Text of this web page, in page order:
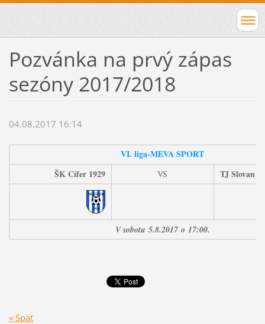
Pozvánka na prvý zápas
sezóny 2017/2018
04.08.2017 16:14
VI. liga-MEVA SPORT
ŠK Cífer 1929
VS TJ Slovan
V sobotu 5.8.2017o 17:00.
« Späť